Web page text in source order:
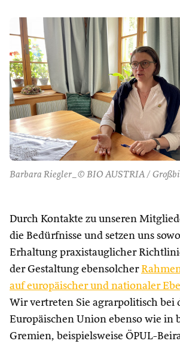
Barbara Riegler_© BIO AUSTRIA /
Durch Kontakte zu unseren
die Bedürfnisse und setzen uns
Erhaltung praxistauglicher
der Gestaltung ebensolcher
auf europäischer und nationaler
Wir vertreten Sie agrarpolitisch bei
Europäischen Union ebenso wie in
Gremien, beispielsweise ÖPUL-